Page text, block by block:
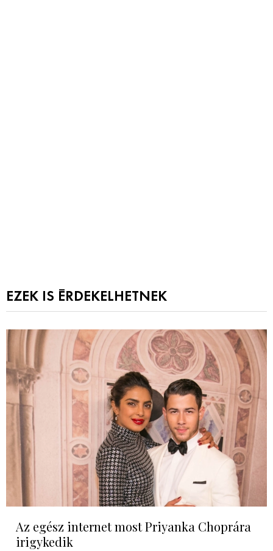
EZEK IS ÉRDEKELHETNEK
Az egész internet most Priyanka Choprára
irigykedik